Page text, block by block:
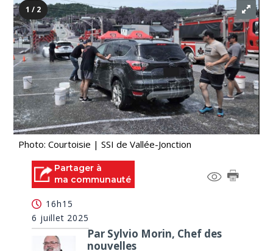
1 / 2
Photo: Courtoisie | SSI de Vallée-Jonction
Partager à
ma communauté
16h15
6 juillet 2025
Par Sylvio Morin, Chef des
nouvelles